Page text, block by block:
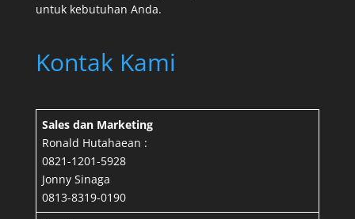
untuk kebutuhan Anda.
Kontak Kami
Sales dan Marketing
Ronald Hutahaean :
0821-1201-5928
Jonny Sinaga
0813-8319-0190